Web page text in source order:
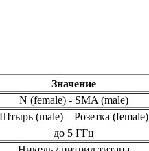
Значение
N (female) - SMA (male)
Штырь (male) – Розетка (female)
до 5 ГГц